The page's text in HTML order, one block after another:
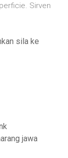
Sirven
sila ke
jawa